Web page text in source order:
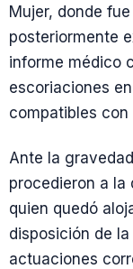
Mujer, donde
posteriormente
informe médico
escoriaciones
compatibles
Ante la
procedieron a la
quien quedó
disposición de
actuaciones